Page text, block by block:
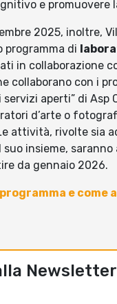
e promuovere
2025, inoltre,
programma di
in collaborazione
collaborano con i
servizi aperti” di Asp
d’arte o
attività, rivolte sia
insieme, saranno
da gennaio 2026.
e come
Newsletter